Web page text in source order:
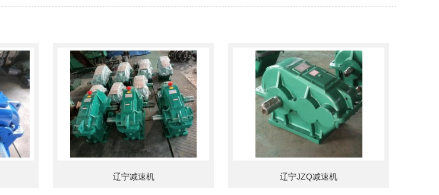
辽宁减速机 辽宁JZQ减速机